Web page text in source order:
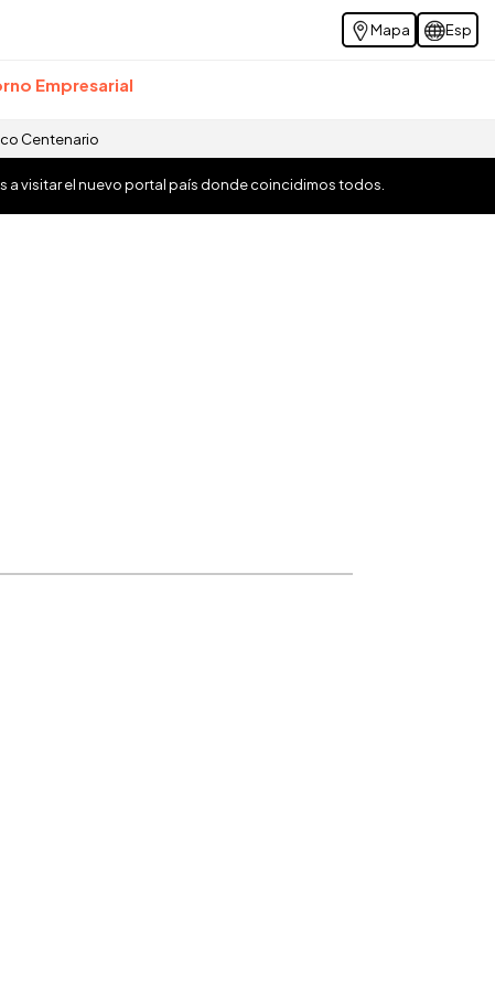
Mapa Esp
Empresarial
Centenario
a visitar el nuevo portal país donde coincidimos todos.